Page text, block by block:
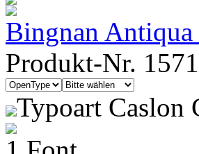
Bingnan
Produkt-Nr.
Typoart Caslon